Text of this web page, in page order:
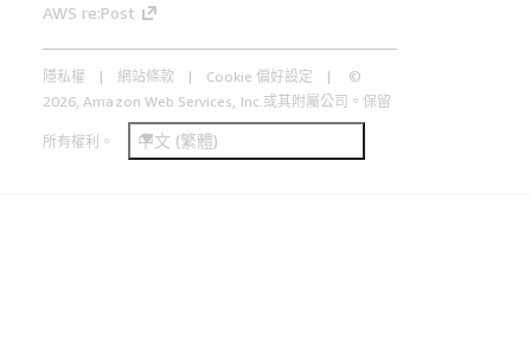
AWS re:Post
隱私權 網站條款 Cookie 偏好設定
©
2026, Amazon Web Services, Inc.或其附屬公司。保留
所有權利。 中文 (繁體)